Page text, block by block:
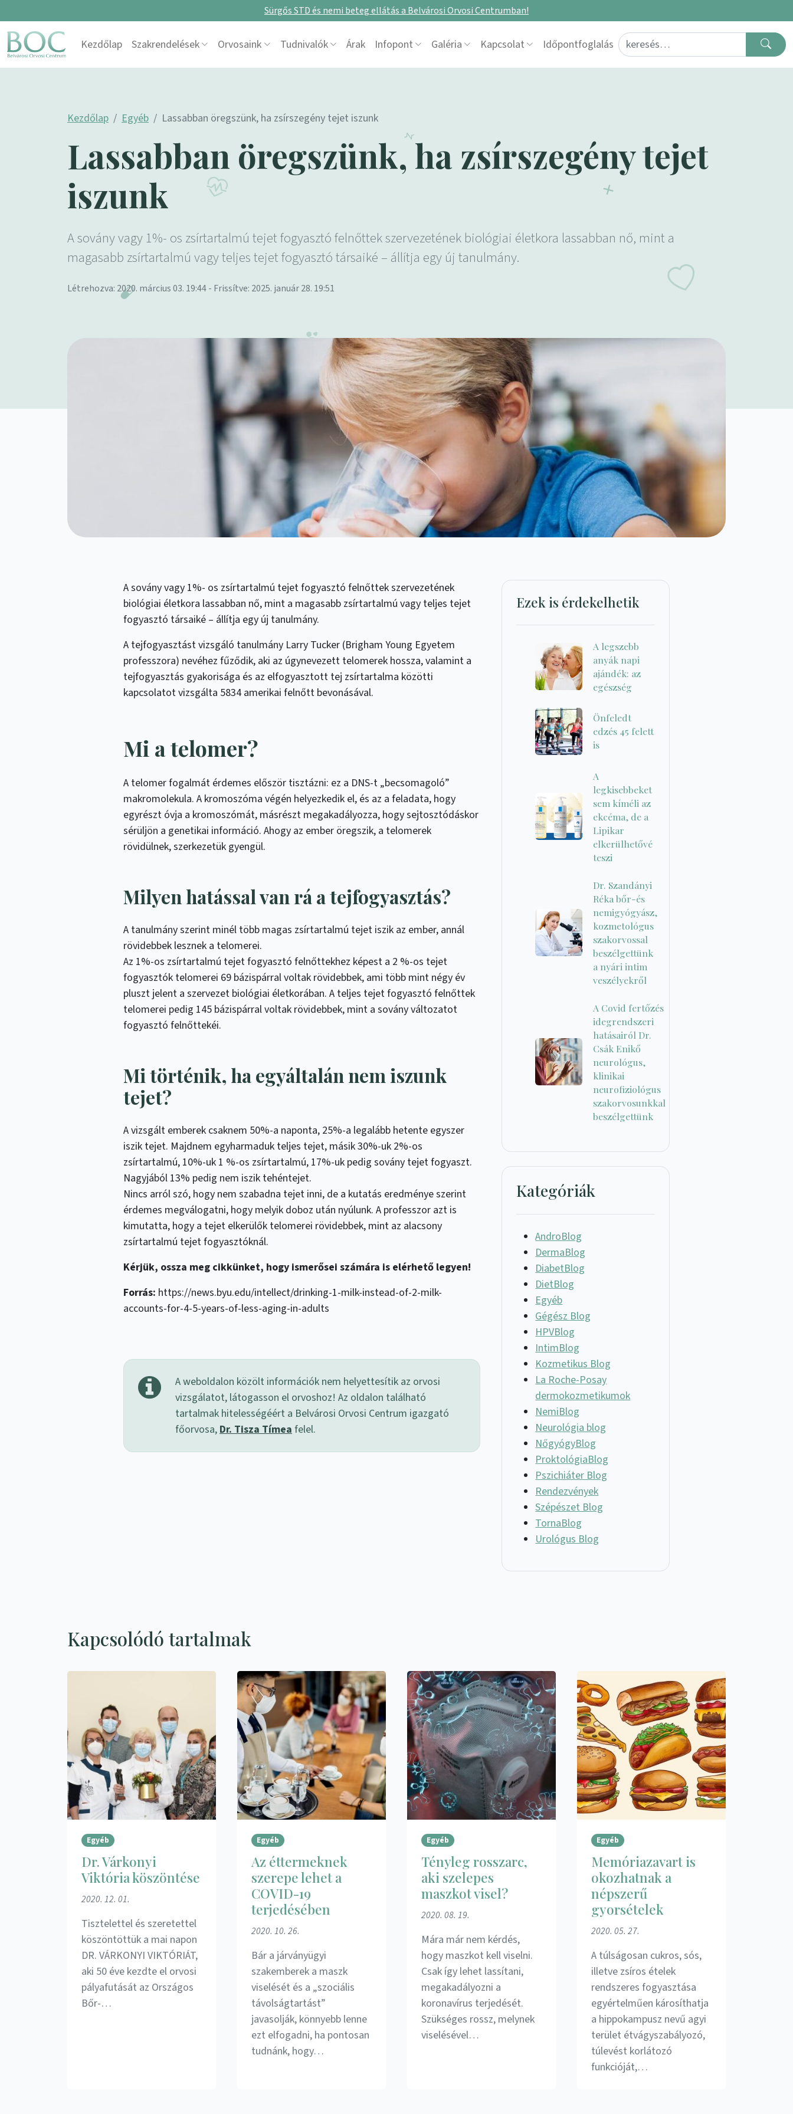
Sürgős STD és nemi beteg ellátás a Belvárosi Orvosi Centrumban!
Skip to content
Main Navigation
Kezdőlap Szakrendelések Orvosaink Tudnivalók Árak Infopont Galéria Kapcsolat Időpontfoglalás Search for:
Kezdőlap Egyéb Lassabban öregszünk, ha zsírszegény tejet iszunk
Lassabban öregszünk, ha zsírszegény tejet
iszunk
A sovány vagy 1%- os zsírtartalmú tejet fogyasztó felnőttek szervezetének biológiai életkora lassabban nő, mint a
magasabb zsírtartalmú vagy teljes tejet fogyasztó társaiké – állítja egy új tanulmány.
Létrehozva: 2020. március 03. 19:44 - Frissítve: 2025. január 28. 19:51
A sovány vagy 1%- os zsírtartalmú tejet fogyasztó felnőttek szervezetének
biológiai életkora lassabban nő, mint a magasabb zsírtartalmú vagy teljes tejet
fogyasztó társaiké – állítja egy új tanulmány.
A tejfogyasztást vizsgáló tanulmány Larry Tucker (Brigham Young Egyetem
professzora) nevéhez fűződik, aki az úgynevezett telomerek hossza, valamint a
tejfogyasztás gyakorisága és az elfogyasztott tej zsírtartalma közötti
kapcsolatot vizsgálta 5834 amerikai felnőtt bevonásával.
Mi a telomer?
A telomer fogalmát érdemes először tisztázni: ez a DNS-t „becsomagoló”
makromolekula. A kromoszóma végén helyezkedik el, és az a feladata, hogy
egyrészt óvja a kromoszómát, másrészt megakadályozza, hogy sejtosztódáskor
sérüljön a genetikai információ. Ahogy az ember öregszik, a telomerek
rövidülnek, szerkezetük gyengül.
Milyen hatással van rá a tejfogyasztás?
A tanulmány szerint minél több magas zsírtartalmú tejet iszik az ember, annál
rövidebbek lesznek a telomerei.
Az 1%-os zsírtartalmú tejet fogyasztó felnőttekhez képest a 2 %-os tejet
fogyasztók telomerei 69 bázispárral voltak rövidebbek, ami több mint négy év
pluszt jelent a szervezet biológiai életkorában. A teljes tejet fogyasztó felnőttek
telomerei pedig 145 bázispárral voltak rövidebbek, mint a sovány változatot
fogyasztó felnőttekéi.
Mi történik, ha egyáltalán nem iszunk
tejet?
A vizsgált emberek csaknem 50%-a naponta, 25%-a legalább hetente egyszer
iszik tejet. Majdnem egyharmaduk teljes tejet, másik 30%-uk 2%-os
zsírtartalmú, 10%-uk 1 %-os zsírtartalmú, 17%-uk pedig sovány tejet fogyaszt.
Nagyjából 13% pedig nem iszik tehéntejet.
Nincs arról szó, hogy nem szabadna tejet inni, de a kutatás eredménye szerint
érdemes megválogatni, hogy melyik doboz után nyúlunk. A professzor azt is
kimutatta, hogy a tejet elkerülők telomerei rövidebbek, mint az alacsony
zsírtartalmú tejet fogyasztóknál.
Kérjük, ossza meg cikkünket, hogy ismerősei számára is elérhető legyen!
Forrás: https://news.byu.edu/intellect/drinking-1-milk-instead-of-2-milk-
accounts-for-4-5-years-of-less-aging-in-adults
A weboldalon közölt információk nem helyettesítik az orvosi
vizsgálatot, látogasson el orvoshoz! Az oldalon található
tartalmak hitelességéért a Belvárosi Orvosi Centrum igazgató
főorvosa, Dr. Tisza Tímea felel.
Ezek is érdekelhetik
A legszebb
anyák napi
ajándék: az
egészség
Önfeledt
edzés 45 felett
is
A
legkisebbeket
sem kíméli az
ekcéma, de a
Lipikar
elkerülhetővé
teszi
Dr. Szandányi
Réka bőr-és
nemigyógyász,
kozmetológus
szakorvossal
beszélgettünk
a nyári intim
veszélyekről
A Covid fertőzés
idegrendszeri
hatásairól Dr.
Csák Enikő
neurológus,
klinikai
neurofiziológus
szakorvosunkkal
beszélgettünk
Kategóriák
AndroBlog
DermaBlog
DiabetBlog
DietBlog
Egyéb
Gégész Blog
HPVBlog
IntimBlog
Kozmetikus Blog
La Roche-Posay
dermokozmetikumok
NemiBlog
Neurológia blog
NőgyógyBlog
ProktológiaBlog
Pszichiáter Blog
Rendezvények
Szépészet Blog
TornaBlog
Urológus Blog
Kapcsolódó tartalmak
Egyéb
Dr. Várkonyi
Viktória köszöntése
2020. 12. 01.
Tisztelettel és szeretettel
köszöntöttük a mai napon
DR. VÁRKONYI VIKTÓRIÁT,
aki 50 éve kezdte el orvosi
pályafutását az Országos
Bőr-…
Egyéb
Az éttermeknek
szerepe lehet a
COVID-19
terjedésében
2020. 10. 26.
Bár a járványügyi
szakemberek a maszk
viselését és a „szociális
távolságtartást”
javasolják, könnyebb lenne
ezt elfogadni, ha pontosan
tudnánk, hogy…
Egyéb
Tényleg rosszarc,
aki szelepes
maszkot visel?
2020. 08. 19.
Mára már nem kérdés,
hogy maszkot kell viselni.
Csak így lehet lassítani,
megakadályozni a
koronavírus terjedését.
Szükséges rossz, melynek
viselésével…
Egyéb
Memóriazavart is
okozhatnak a
népszerű
gyorsételek
2020. 05. 27.
A túlságosan cukros, sós,
illetve zsíros ételek
rendszeres fogyasztása
egyértelműen károsíthatja
a hippokampusz nevű agyi
terület étvágyszabályozó,
túlevést korlátozó
funkcióját,…